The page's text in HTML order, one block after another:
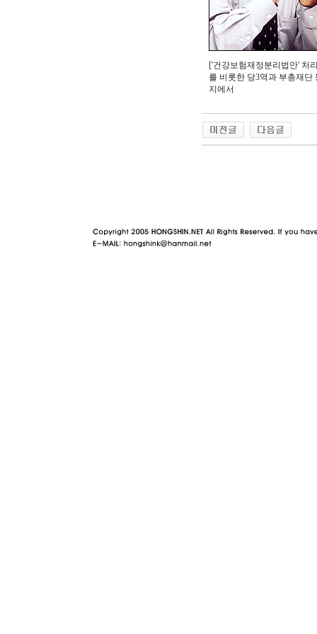
['건강보험재정분리법안' 처
를 비롯한 당3역과 부총재
지에서